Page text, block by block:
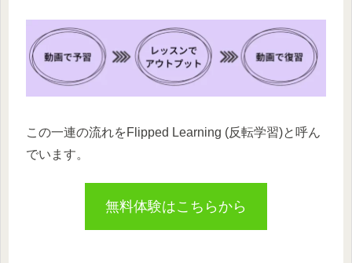
この一連の流れをFlipped Learning (反転学習)と呼ん
でいます。
無料体験はこちらから